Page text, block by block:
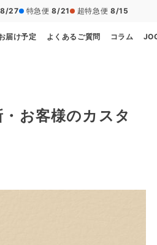
20,000円（税込）以上のご注文で
届け予定 よくあるご質問 コラム
お客様のカスタ